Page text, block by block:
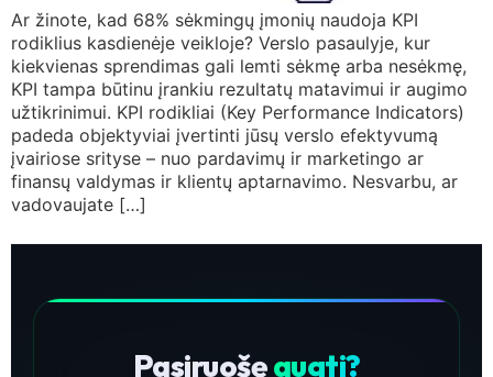
Ar žinote, kad 68% sėkmingų įmonių naudoja KPI
rodiklius kasdienėje veikloje? Verslo pasaulyje, kur
kiekvienas sprendimas gali lemti sėkmę arba nesėkmę,
KPI tampa būtinu įrankiu rezultatų matavimui ir augimo
užtikrinimui. KPI rodikliai (Key Performance Indicators)
padeda objektyviai įvertinti jūsų verslo efektyvumą
įvairiose srityse – nuo pardavimų ir marketingo ar
finansų valdymas ir klientų aptarnavimo. Nesvarbu, ar
vadovaujate […]
Pasiruošęaugti?